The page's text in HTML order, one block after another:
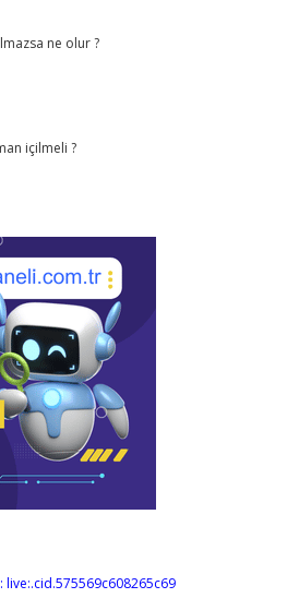
ne olur ?
içilmeli ?
live:.cid.575569c608265c69